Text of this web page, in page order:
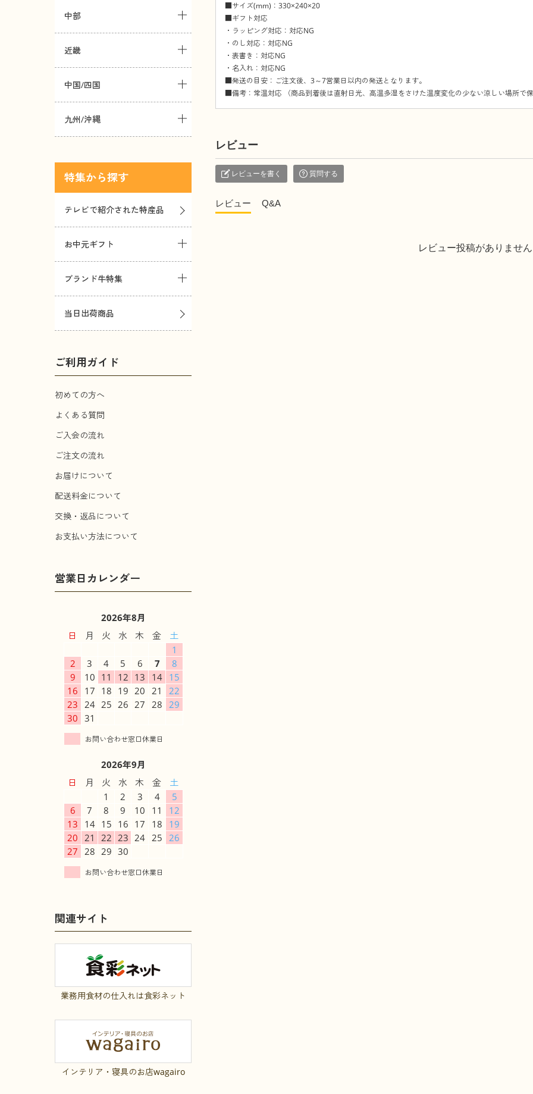
■サイズ(mm)：330×240×20
■ギフト対応
・ラッピング対応：対応NG
・のし対応：対応NG
・表書き：対応NG
・名入れ：対応NG
■発送の目安：ご注文後、3～7営業日以内の発送となります。
■備考：常温対応 （商品到着後は直射日光、高温多湿をさけた温度変化の少ない涼しい場所で保
レビュー
レビューを書く 質問する
レビュー Q&A
レビュー投稿がありません
中部
近畿
中国/四国
九州/沖縄
特集
テレビで紹介された特産品
お中元ギフト
ブランド牛特集
当日出荷商品
ご利用ガイド
初めての方へ
よくある質問
ご入会の流れ
ご注文の流れ
お届けについて
配送料金について
交換・返品について
お支払い方法について
2026年8月
日
月 火 水 木 金
土
1
2
3 4 5 6 7
8
9
10 11 12 13 14 15
16
17 18 19 20 21
22
23
24 25 26 27 28
29
30 31
2026年9月
日
月 火 水 木 金
土
1
2 3 4
5
6
7 8 9 10 11
12
13
14 15 16 17 18
19
20
21 22 23 24 25
26
27
28 29 30
関連サイト
業務用食材の仕入れは食彩ネット
インテリア・寝具のお店wagairo